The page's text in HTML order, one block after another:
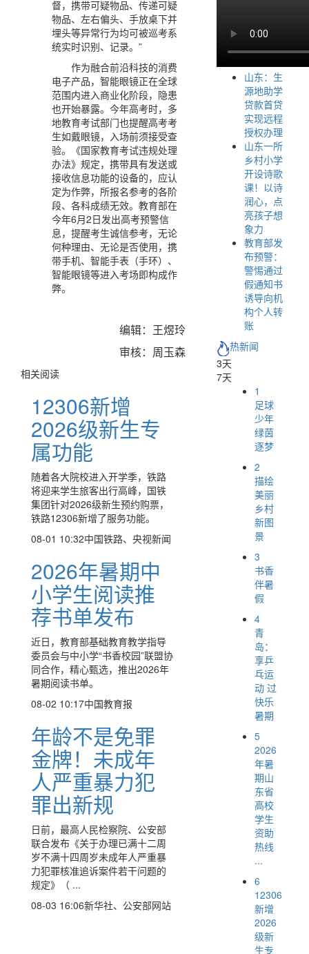
督，携带可疑物品、传递可疑
物品、左右偏头、手放桌下并
埋头等异常行为均可被巡考系
统实时识别、记录。”
作为融合前沿科技的消费
电子产品，智能眼镜正在全球
范围内进入商业化阶段，隐患
也开始暴露。今年高考时，多
地教育考试部门也提醒高考考
生如戴眼镜，入场前须接受查
验。《国家教育考试违规处理
办法》规定，携带具有发送或
接收信息功能的设备的，应认
定为作弊，所报名参考的各阶
段、各科成绩无效。教育部在
今年6月2日发出高考预警信
息，提醒考生诚信参考，无论
何种理由、无论是否使用，携
带手机、智能手表（手环）、
智能眼镜等进入考场即构成作
弊。
编辑：王煜玲
审核：周玉森
相关阅读
12306新增
2026级新生专
属功能
随着各大院校进入开学季，铁路
将迎来学生旅客出行高峰，国铁
集团针对2026级新生预约购票，
铁路12306新增了服务功能。
08-01 10:32中国铁路、央视新闻
2026年暑期中
小学生阅读推
荐书单发布
近日，教育部基础教育教学指导
委员会与中小学“书香校园”联盟协
同合作，精心甄选，推出2026年
暑期阅读书单。
08-02 10:17中国教育报
年龄不是免罪
金牌！未成年
人严重暴力犯
罪出新规
日前，最高人民检察院、公安部
联合发布《关于办理已满十二周
岁不满十四周岁未成年人严重暴
力犯罪核准追诉案件若干问题的
规定》（ ...
08-03 16:06新华社、公安部网站
山东：生
源地助学
贷款首贷
实现远程
授权办理
山东一所
乡村小学
开设诗歌
课！以诗
润心，点
亮孩子想
象力
教育部发
布预警：
警惕通过
假通知书
诱导向机
构个人转
账
热新闻
3天
7天
1
足球
少年
绿茵
逐梦
2
描绘
美丽
乡村
新图
景
3
书香
伴暑
假
4
青
岛：
享乒
乓运
动 过
快乐
暑期
5
2026
年暑
期山
东省
高校
学生
资助
热线
...
6
12306
新增
2026
级新
生专